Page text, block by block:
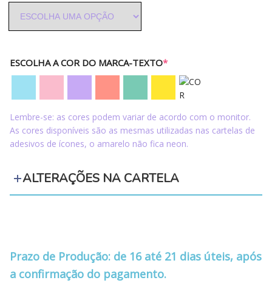
ESCOLHA A COR DO MARCA-TEXTO*
Lembre-se: as cores podem variar de acordo com o monitor.
As cores disponíveis são as mesmas utilizadas nas cartelas de
adesivos de ícones, o amarelo não fica neon.
ALTERAÇÕES NA CARTELA
Prazo de Produção: de 16 até 21 dias úteis, após
a confirmação do pagamento.